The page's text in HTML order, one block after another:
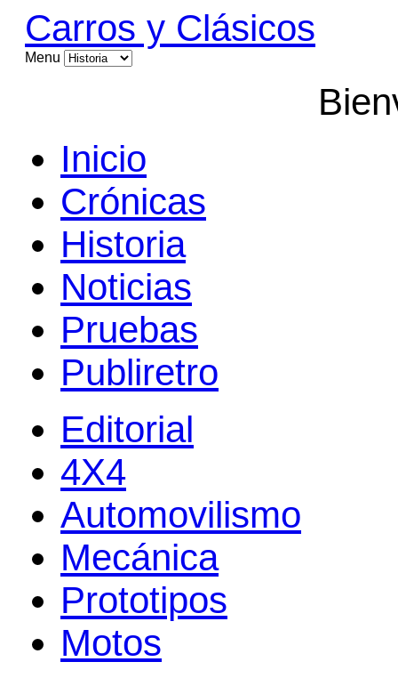
Carros y Clásicos
Menu
Inicio
Crónicas
Historia
Noticias
Pruebas
Publiretro
Editorial
4X4
Automovilismo
Mecánica
Prototipos
Motos